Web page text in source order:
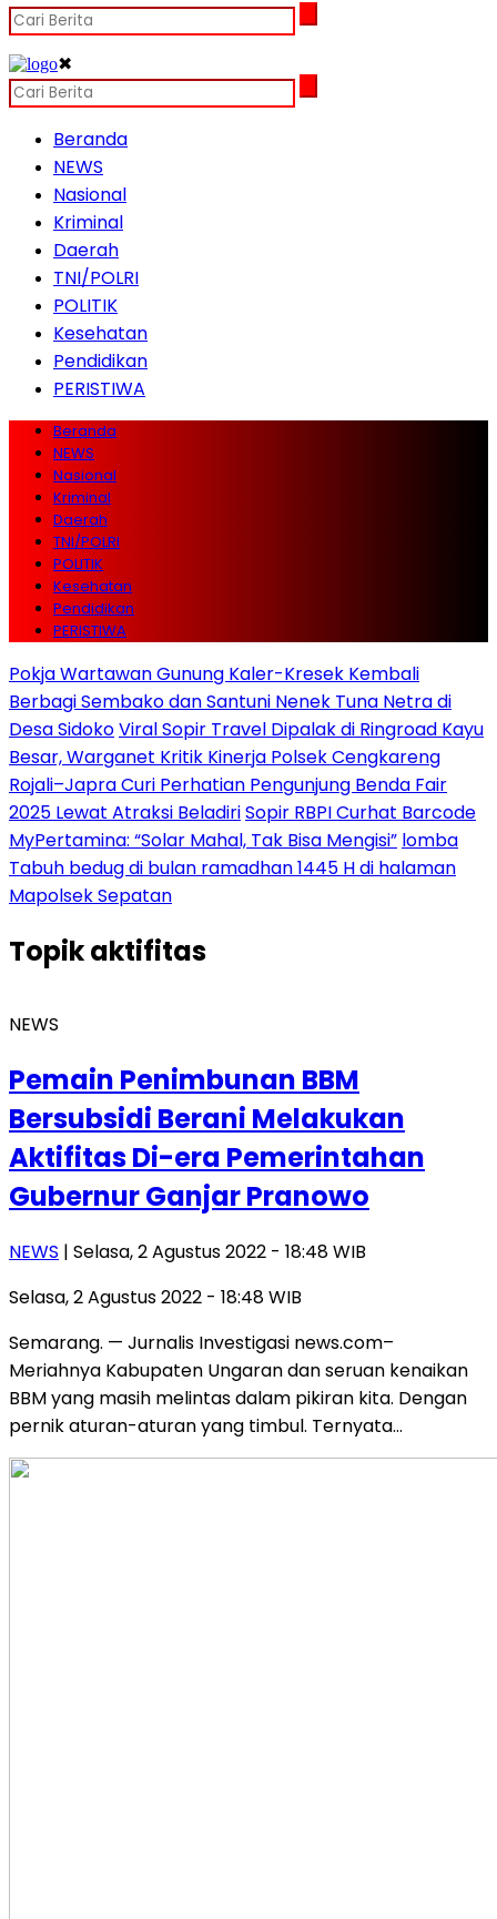
✖
Beranda
NEWS
Nasional
Kriminal
Daerah
TNI/POLRI
POLITIK
Kesehatan
Pendidikan
PERISTIWA
Beranda
NEWS
Nasional
Kriminal
Daerah
TNI/POLRI
POLITIK
Kesehatan
Pendidikan
PERISTIWA
Pokja Wartawan Gunung Kaler-Kresek Kembali
Berbagi Sembako dan Santuni Nenek Tuna Netra di
Desa SidokoViral Sopir Travel Dipalak di Ringroad Kayu
Besar, Warganet Kritik Kinerja Polsek Cengkareng
Rojali–Japra Curi Perhatian Pengunjung Benda Fair
2025 Lewat Atraksi BeladiriSopir RBPI Curhat Barcode
MyPertamina: “Solar Mahal, Tak Bisa Mengisi” lomba
Tabuh bedug di bulan ramadhan 1445 H di halaman
Mapolsek Sepatan
Topikaktifitas
NEWS
Pemain Penimbunan BBM
Bersubsidi Berani Melakukan
Aktifitas Di-era Pemerintahan
Gubernur Ganjar Pranowo
NEWS | Selasa, 2 Agustus 2022 - 18:48 WIB
Selasa, 2 Agustus 2022 - 18:48 WIB
Semarang. — Jurnalis Investigasi news.com–
Meriahnya Kabupaten Ungaran dan seruan kenaikan
BBM yang masih melintas dalam pikiran kita. Dengan
pernik aturan-aturan yang timbul. Ternyata…